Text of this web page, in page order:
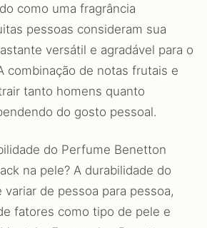
como uma fragrância
pessoas consideram sua
versátil e agradável para o
combinação de notas frutais e
tanto homens quanto
do gosto pessoal.
do Perfume Benetton
na pele? A durabilidade do
de pessoa para pessoa,
fatores como tipo de pele e